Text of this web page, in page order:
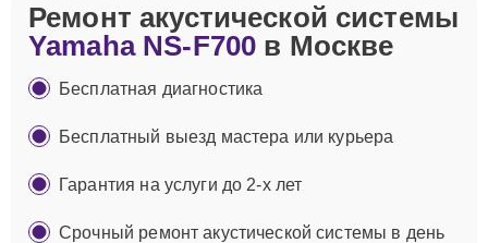
Ремонт акустической системы
Yamaha NS-F700 в Москве
Бесплатная диагностика
Бесплатный выезд мастера или курьера
Гарантия на услуги до 2-х лет
Срочный ремонт акустической системы в день